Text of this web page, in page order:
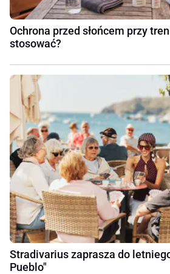
Ochrona przed słońcem przy
stosować?
Stradivarius zaprasza do
Pueblo"